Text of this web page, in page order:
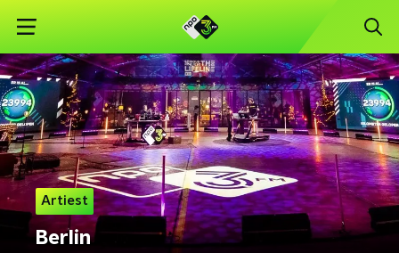
Artiest
Berlin